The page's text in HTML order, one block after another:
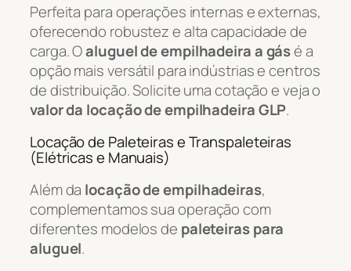
Perfeita para operações internas e externas,
oferecendo robustez e alta capacidade de
carga. Oaluguel de empilhadeira a gásé a
opção mais versátil para indústrias e centros
de distribuição. Solicite uma cotação e veja o
valor da locação de empilhadeira GLP.
Locação de Paleteiras e Transpaleteiras
(Elétricas e Manuais)
Além da locação de empilhadeiras,
complementamos sua operação com
diferentes modelos de paleteiras para
aluguel.